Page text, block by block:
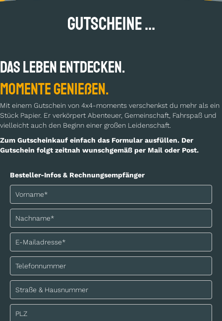
Gutscheine ...
Das Leben entdecken.
Momente genießen.
Mit einem Gutschein von 4x4-moments verschenkst du mehr als ein
Stück Papier. Er verkörpert Abenteuer, Gemeinschaft, Fahrspaß und
vielleicht auch den Beginn einer großen Leidenschaft.
Zum Gutscheinkauf einfach das Formular ausfüllen. Der
Gutschein folgt zeitnah wunschgemäß per Mail oder Post.
Besteller-Infos & Rechnungsempfänger